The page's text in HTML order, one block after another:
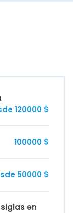
120000 $
100000 $
50000 $
en